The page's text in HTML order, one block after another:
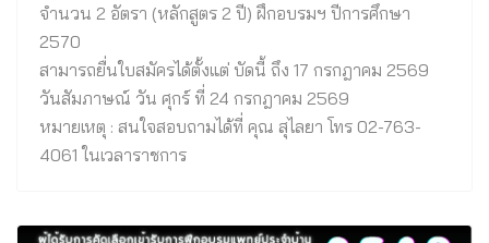
จำนวน 2 อัตรา (หลักสูตร 2 ปี) ฝึกอบรมฯ ปีการศึกษา
2570
สามารถยื่นใบสมัครได้ตั้งแต่ บัดนี้ ถึง 17 กรกฎาคม 2569
วันสัมภาษณ์ วัน ศุกร์ ที่ 24 กรกฎาคม 2569
หมายเหตุ : สนใจสอบถามได้ที่ คุณ สุไลยา โทร 02-763-
4061 ในเวลาราชการ